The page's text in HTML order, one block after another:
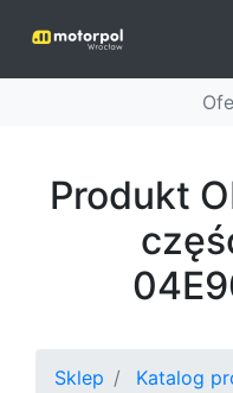
Produkt
Sklep
Katalog